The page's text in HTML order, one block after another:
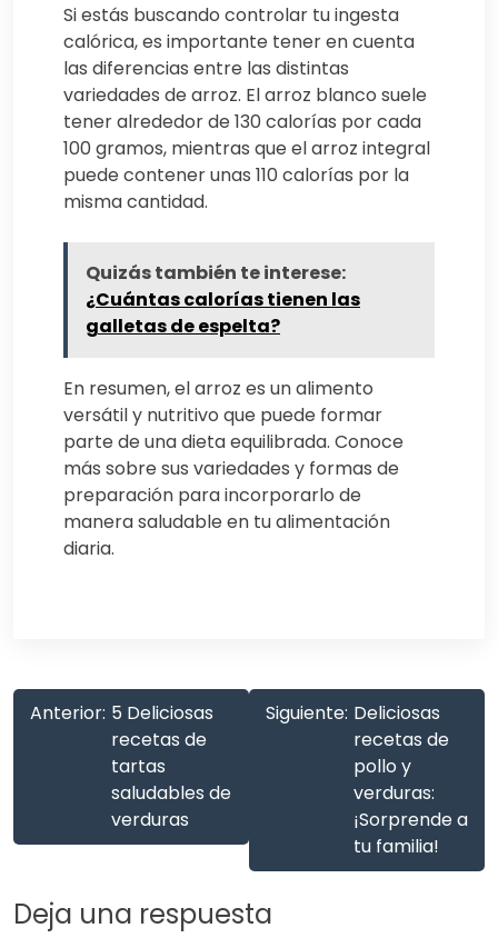
Si estás buscando controlar tu ingesta
calórica, es importante tener en cuenta
las diferencias entre las distintas
variedades de arroz. El arroz blanco suele
tener alrededor de 130 calorías por cada
100 gramos, mientras que el arroz integral
puede contener unas 110 calorías por la
misma cantidad.
Quizás también te interese:
¿Cuántas calorías tienen las
galletas de espelta?
En resumen, el arroz es un alimento
versátil y nutritivo que puede formar
parte de una dieta equilibrada. Conoce
más sobre sus variedades y formas de
preparación para incorporarlo de
manera saludable en tu alimentación
diaria.
Anterior: 5 Deliciosas
recetas de
tartas
saludables de
verduras
Siguiente: Deliciosas
recetas de
pollo y
verduras:
¡Sorprende a
tu familia!
Deja una respuesta